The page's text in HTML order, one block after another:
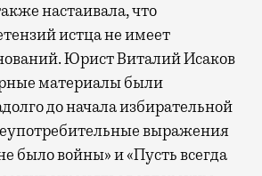
настаивала, что
истца не имеет
Юрист Виталий Исаков
материалы были
до начала избирательной
выражения
было войны» и «Пусть всегда